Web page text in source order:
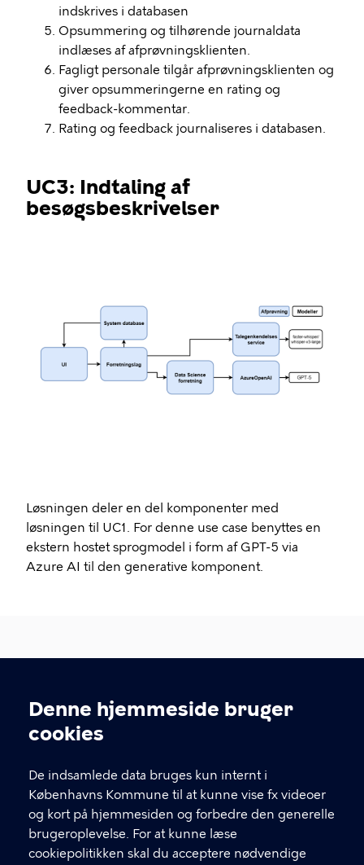
Cookieindstillinger
Denne hjemmeside bruger
cookies
De indsamlede data bruges kun internt i
Københavns Kommune til at kunne vise fx videoer
og kort på hjemmesiden og forbedre den generelle
brugeroplevelse. For at kunne læse
cookiepolitikken skal du acceptere nødvendige
indskrives i databasen
Opsummering og tilhørende journaldata
indlæses af afprøvningsklienten.
Fagligt personale tilgår afprøvningsklienten og
giver opsummeringerne en rating og
feedback-kommentar.
Rating og feedback journaliseres i databasen.
UC3: Indtaling af
besøgsbeskrivelser
Løsningen deler en del komponenter med
løsningen til UC1. For denne use case benyttes en
ekstern hostet sprogmodel i form af GPT-5 via
Azure AI til den generative komponent.
Københavns Kommune
Sundheds- og Omsorgsforvaltningen
Afdeling for Digitale Projekter
Borups Allé 41
2200 København N